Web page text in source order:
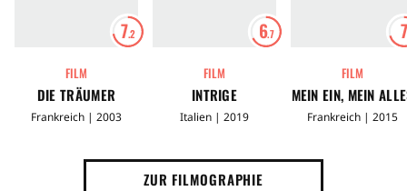
7.2
FILM
DIE TRÄUMER
Frankreich | 2003
6.7
FILM
INTRIGE
Italien | 2019
7
FILM
MEIN EIN, MEIN
Frankreich | 2015
ZUR FILMOGRAPHIE